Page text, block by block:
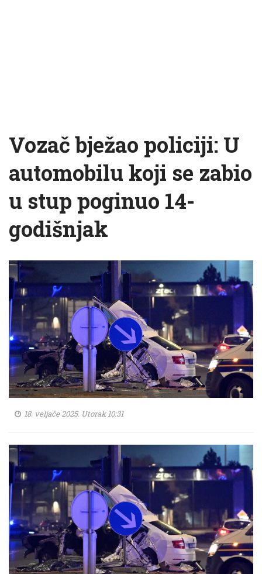
Vozač bježao policiji: U
automobilu koji se zabio
u stup poginuo 14-
godišnjak
18. veljače 2025. Utorak 10:31